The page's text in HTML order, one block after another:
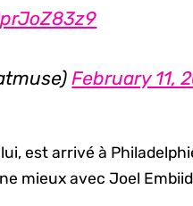
February 11,
est arrivé à
mieux avec Joel Embiid